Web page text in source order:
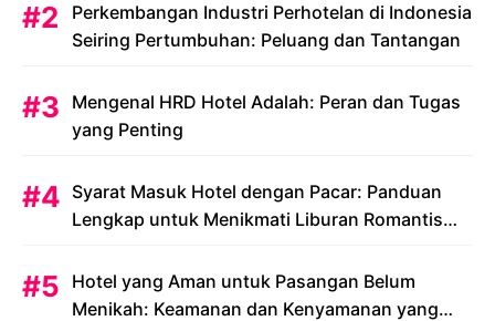
Perkembangan Industri Perhotelan di Indonesia
Seiring Pertumbuhan: Peluang dan Tantangan
Mengenal HRD Hotel Adalah: Peran dan Tugas
yang Penting
Syarat Masuk Hotel dengan Pacar: Panduan
Lengkap untuk Menikmati Liburan Romantis
Hotel yang Aman untuk Pasangan Belum
Menikah: Keamanan dan Kenyamanan yang